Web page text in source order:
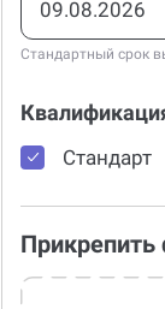
Стандартный срок
Стандарт